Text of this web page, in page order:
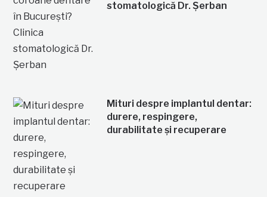
stomatologică Dr. Șerban
Mituri despre implantul dentar:
durere, respingere,
durabilitate și recuperare